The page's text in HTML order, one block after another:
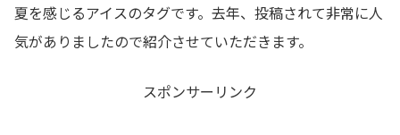
夏を感じるアイスのタグです。去年、投稿されて非常に人
気がありましたので紹介させていただきます。
スポンサーリンク